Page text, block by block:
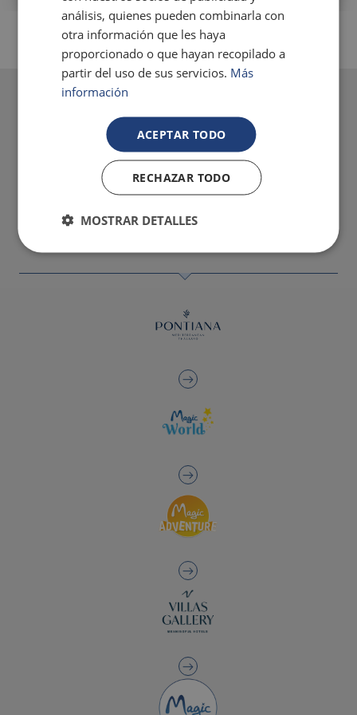
Tu reserva en este régimen incluye:
• Alojamiento en el tipo de apartamento seleccionado
• Bono especial con acceso a las mejores pool parties de Benidorm con
análisis, quienes pueden combinarla con
otra información que les haya
proporcionado o que hayan recopilado a
partir del uso de sus servicios. Más
información
ACEPTAR TODO
RECHAZAR TODO
MOSTRAR DETALLES